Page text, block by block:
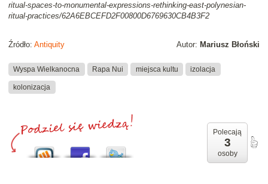
ritual-spaces-to-monumental-expressions-rethinking-east-polynesian-
ritual-practices/62A6EBCEFD2F00800D6769630CB4B3F2
Autor: Mariusz Błoński
Źródło: Antiquity
Wyspa Wielkanocna Rapa Nui miejsca kultu izolacja
kolonizacja
Polecają
3
osoby